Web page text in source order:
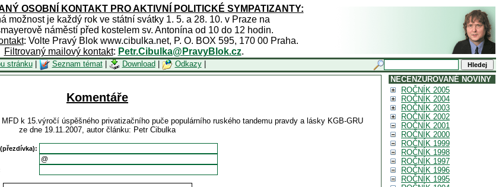
OSOBNÍ KONTAKT PRO AKTIVNÍ POLITICKÉ SYMPATIZANTY:
možnost je každý rok ve státní svátky 1. 5. a 28. 10. v Praze na
náměstí před kostelem sv. Antonína od 10 do 12 hodin.
: Volte Pravý Blok www.cibulka.net, P. O. BOX 595, 170 00 Praha.
Filtrovaný mailový kontakt: Petr.Cibulka@PravyBlok.cz.
stránku| Seznam témat| Download Odkazy|
Komentáře
k 15.výročí úspěšného privatizačního puče populárního ruského tandemu pravdy a lásky KGB-GRU
ze dne 19.11.2007, autor článku: Petr Cibulka
NECENZUROVANÉ NOVINY
ROČNÍK 2005
ROČNÍK 2004
ROČNÍK 2003
ROČNÍK 2002
ROČNÍK 2001
ROČNÍK 2000
ROČNÍK 1999
ROČNÍK 1998
ROČNÍK 1997
ROČNÍK 1996
ROČNÍK 1995